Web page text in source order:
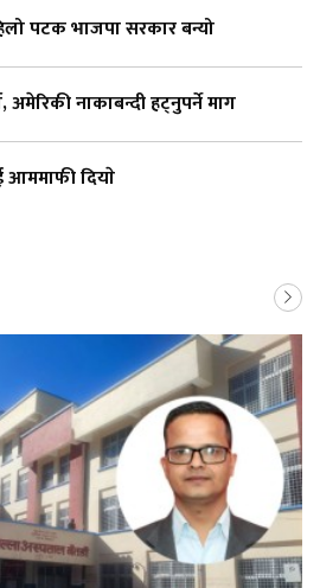
पटक भाजपा सरकार बन्यो
अमेरिकी नाकाबन्दी हट्नुपर्ने माग
आममाफी दियाे